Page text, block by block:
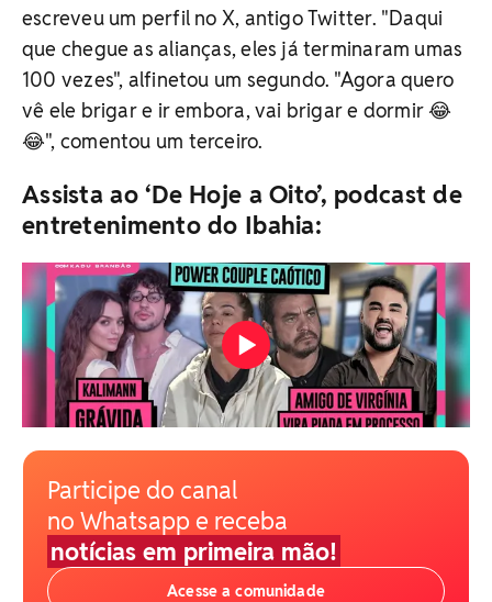
escreveu um perfil no X, antigo Twitter. "Daqui
que chegue as alianças, eles já terminaram umas
100 vezes", alfinetou um segundo. "Agora quero
vê ele brigar e ir embora, vai brigar e dormir 😂
😂", comentou um terceiro.
Assista ao ‘De Hoje a Oito’, podcast de
entretenimento do Ibahia:
Participe do canal
no Whatsapp e receba
notícias em primeira mão!
Acesse a comunidade